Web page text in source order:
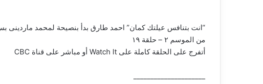
“انت بتنافس عيلتك كمان” احمد طارق بدأ بنصيحة لمحمد
من الموسم ٢ – حلقة ١٩
أتفرج على الحلقة كاملة على Watch It أو مباشر على قناة CBC